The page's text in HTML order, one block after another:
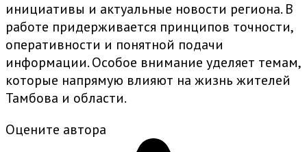
инициативы и актуальные новости региона. В
работе придерживается принципов точности,
оперативности и понятной подачи
информации. Особое внимание уделяет темам,
которые напрямую влияют на жизнь жителей
Тамбова и области.
Оцените автора